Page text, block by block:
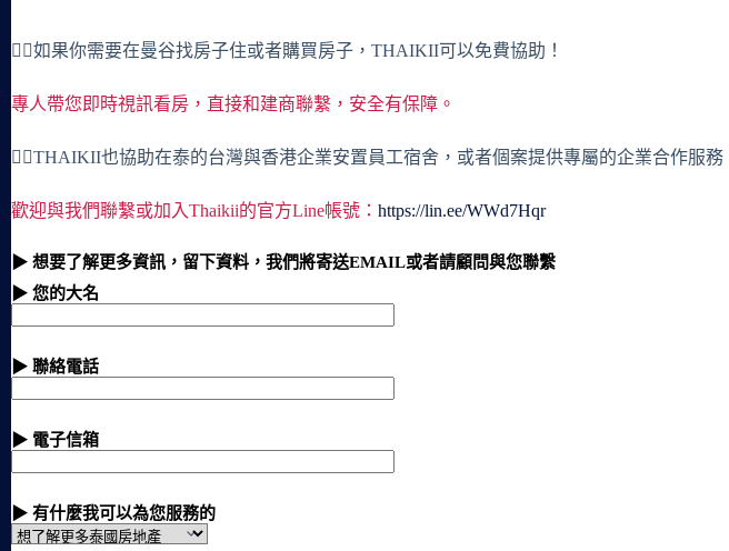
🙋‍♀️如果你需要在曼谷找房子住或者購買房子，THAIKII可以免費協助！
專人帶您即時視訊看房，直接和建商聯繫，安全有保障。
🙋‍♀️THAIKII也協助在泰的台灣與香港企業安置員工宿舍，或者個案提供專屬的企業合作服務
歡迎與我們聯繫或加入Thaikii的官方Line帳號： https://lin.ee/WWd7Hqr
▶ 想要了解更多資訊，留下資料，我們將寄送EMAIL或者請顧問與您聯繫
▶ 您的大名
▶ 聯絡電話
▶ 電子信箱
▶ 有什麼我可以為您服務的